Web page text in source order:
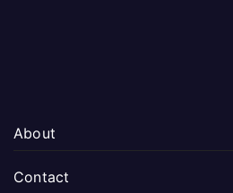
About
Contact